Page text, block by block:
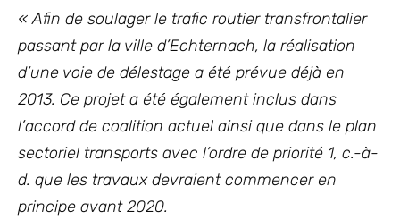
« Afin de soulager le trafic routier transfrontalier
passant par la ville d’Echternach, la réalisation
d’une voie de délestage a été prévue déjà en
2013. Ce projet a été également inclus dans
l’accord de coalition actuel ainsi que dans le plan
sectoriel transports avec l’ordre de priorité 1, c.-à-
d. que les travaux devraient commencer en
principe avant 2020.